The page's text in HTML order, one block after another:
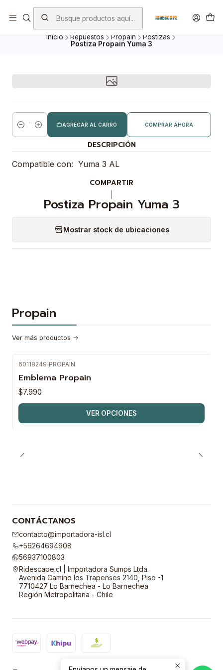
Envio Gratis por compras superiores a $ 100.000.- excepto
Bicicletas, porta Bicicletas y Mayoristas
Inicio Repuestos Propain
Postizas
Postiza Propain Yuma 3
Cantidad
AGREGAR AL CARRO COMPRAR AHORA
DESCRIPCIÓN
Compatible con: Yuma 3 AL
COMPARTIR
Postiza Propain Yuma 3
Mostrar stock de ubicaciones
Propain
Ver más productos
60118249 PROPAIN
Emblema Propain
$7.990
VER OPCIONES
CONTÁCTANOS
contacto@importadora-isl.cl
+56264694908
56937100803
Ridescape.cl | Importadora Sumps Ltda.
Avenida Camino los Trapenses 2140, Piso -1
7710427 Lo Barnechea - Lo Barnechea
Región Metropolitana - Chile